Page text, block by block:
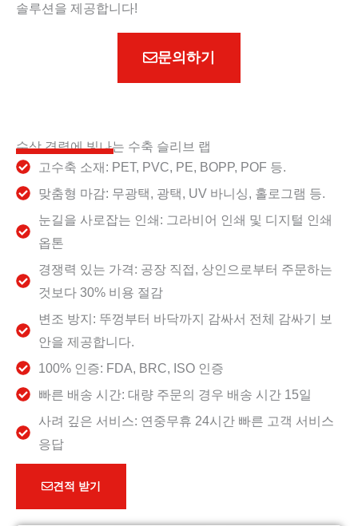
솔루션을 제공합니다!
문의하기
수상 경력에 빛나는 수축 슬리브 랩
고수축 소재: PET, PVC, PE, BOPP, POF 등.
맞춤형 마감: 무광택, 광택, UV 바니싱, 홀로그램 등.
눈길을 사로잡는 인쇄: 그라비어 인쇄 및 디지털 인쇄
옵톤
경쟁력 있는 가격: 공장 직접, 상인으로부터 주문하는
것보다 30% 비용 절감
변조 방지: 뚜껑부터 바닥까지 감싸서 전체 감싸기 보
안을 제공합니다.
100% 인증: FDA, BRC, ISO 인증
빠른 배송 시간: 대량 주문의 경우 배송 시간 15일
사려 깊은 서비스: 연중무휴 24시간 빠른 고객 서비스
응답
견적 받기